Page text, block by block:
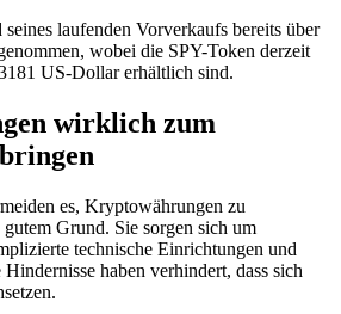
laufenden Vorverkaufs bereits über
wobei die SPY-Token derzeit
US-Dollar erhältlich sind.
wirklich zum
es, Kryptowährungen zu
Grund. Sie sorgen sich um
technische Einrichtungen und
haben verhindert, dass sich